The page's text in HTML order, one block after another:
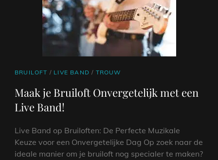
JOUW
HUWELIJK
CAT
BRUILOFT / LIVE BAND / TROUW
Maak je Bruiloft Onvergetelijk met een
Live Band!
Live Band op Bruiloften: De Perfecte Muzikale
Keuze voor een Onvergetelijke Dag Op zoek naar de
ideale manier om je bruiloft nog specialer te maken?